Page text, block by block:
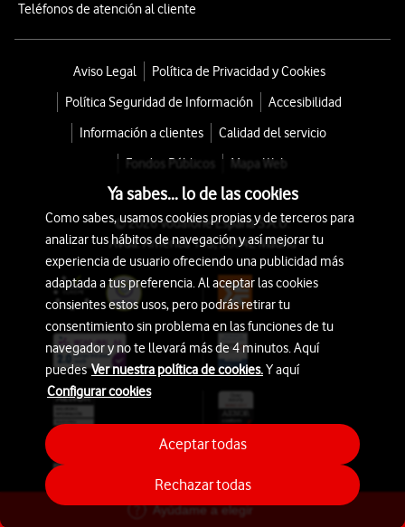
Ayúdame a elegir
Teléfonos de atención al cliente
Aviso Legal
Política de Privacidad y Cookies
Política Seguridad de Información
Accesibilidad
Información a clientes
Calidad del servicio
Fondos Públicos
Mapa Web
© 2026 Vodafone España S.A.U.
Avda. América 115, 28042 Madrid
Ya sabes... lo de las cookies
Como sabes, usamos cookies propias y de terceros para
analizar tus hábitos de navegación y así mejorar tu
experiencia de usuario ofreciendo una publicidad más
adaptada a tus preferencia. Al aceptar las cookies
consientes estos usos, pero podrás retirar tu
consentimiento sin problema en las funciones de tu
navegador y no te llevará más de 4 minutos. Aquí
puedesVer nuestra política de cookies.Y aquí
Configurar cookies
Rechazar todas
Aceptar todas